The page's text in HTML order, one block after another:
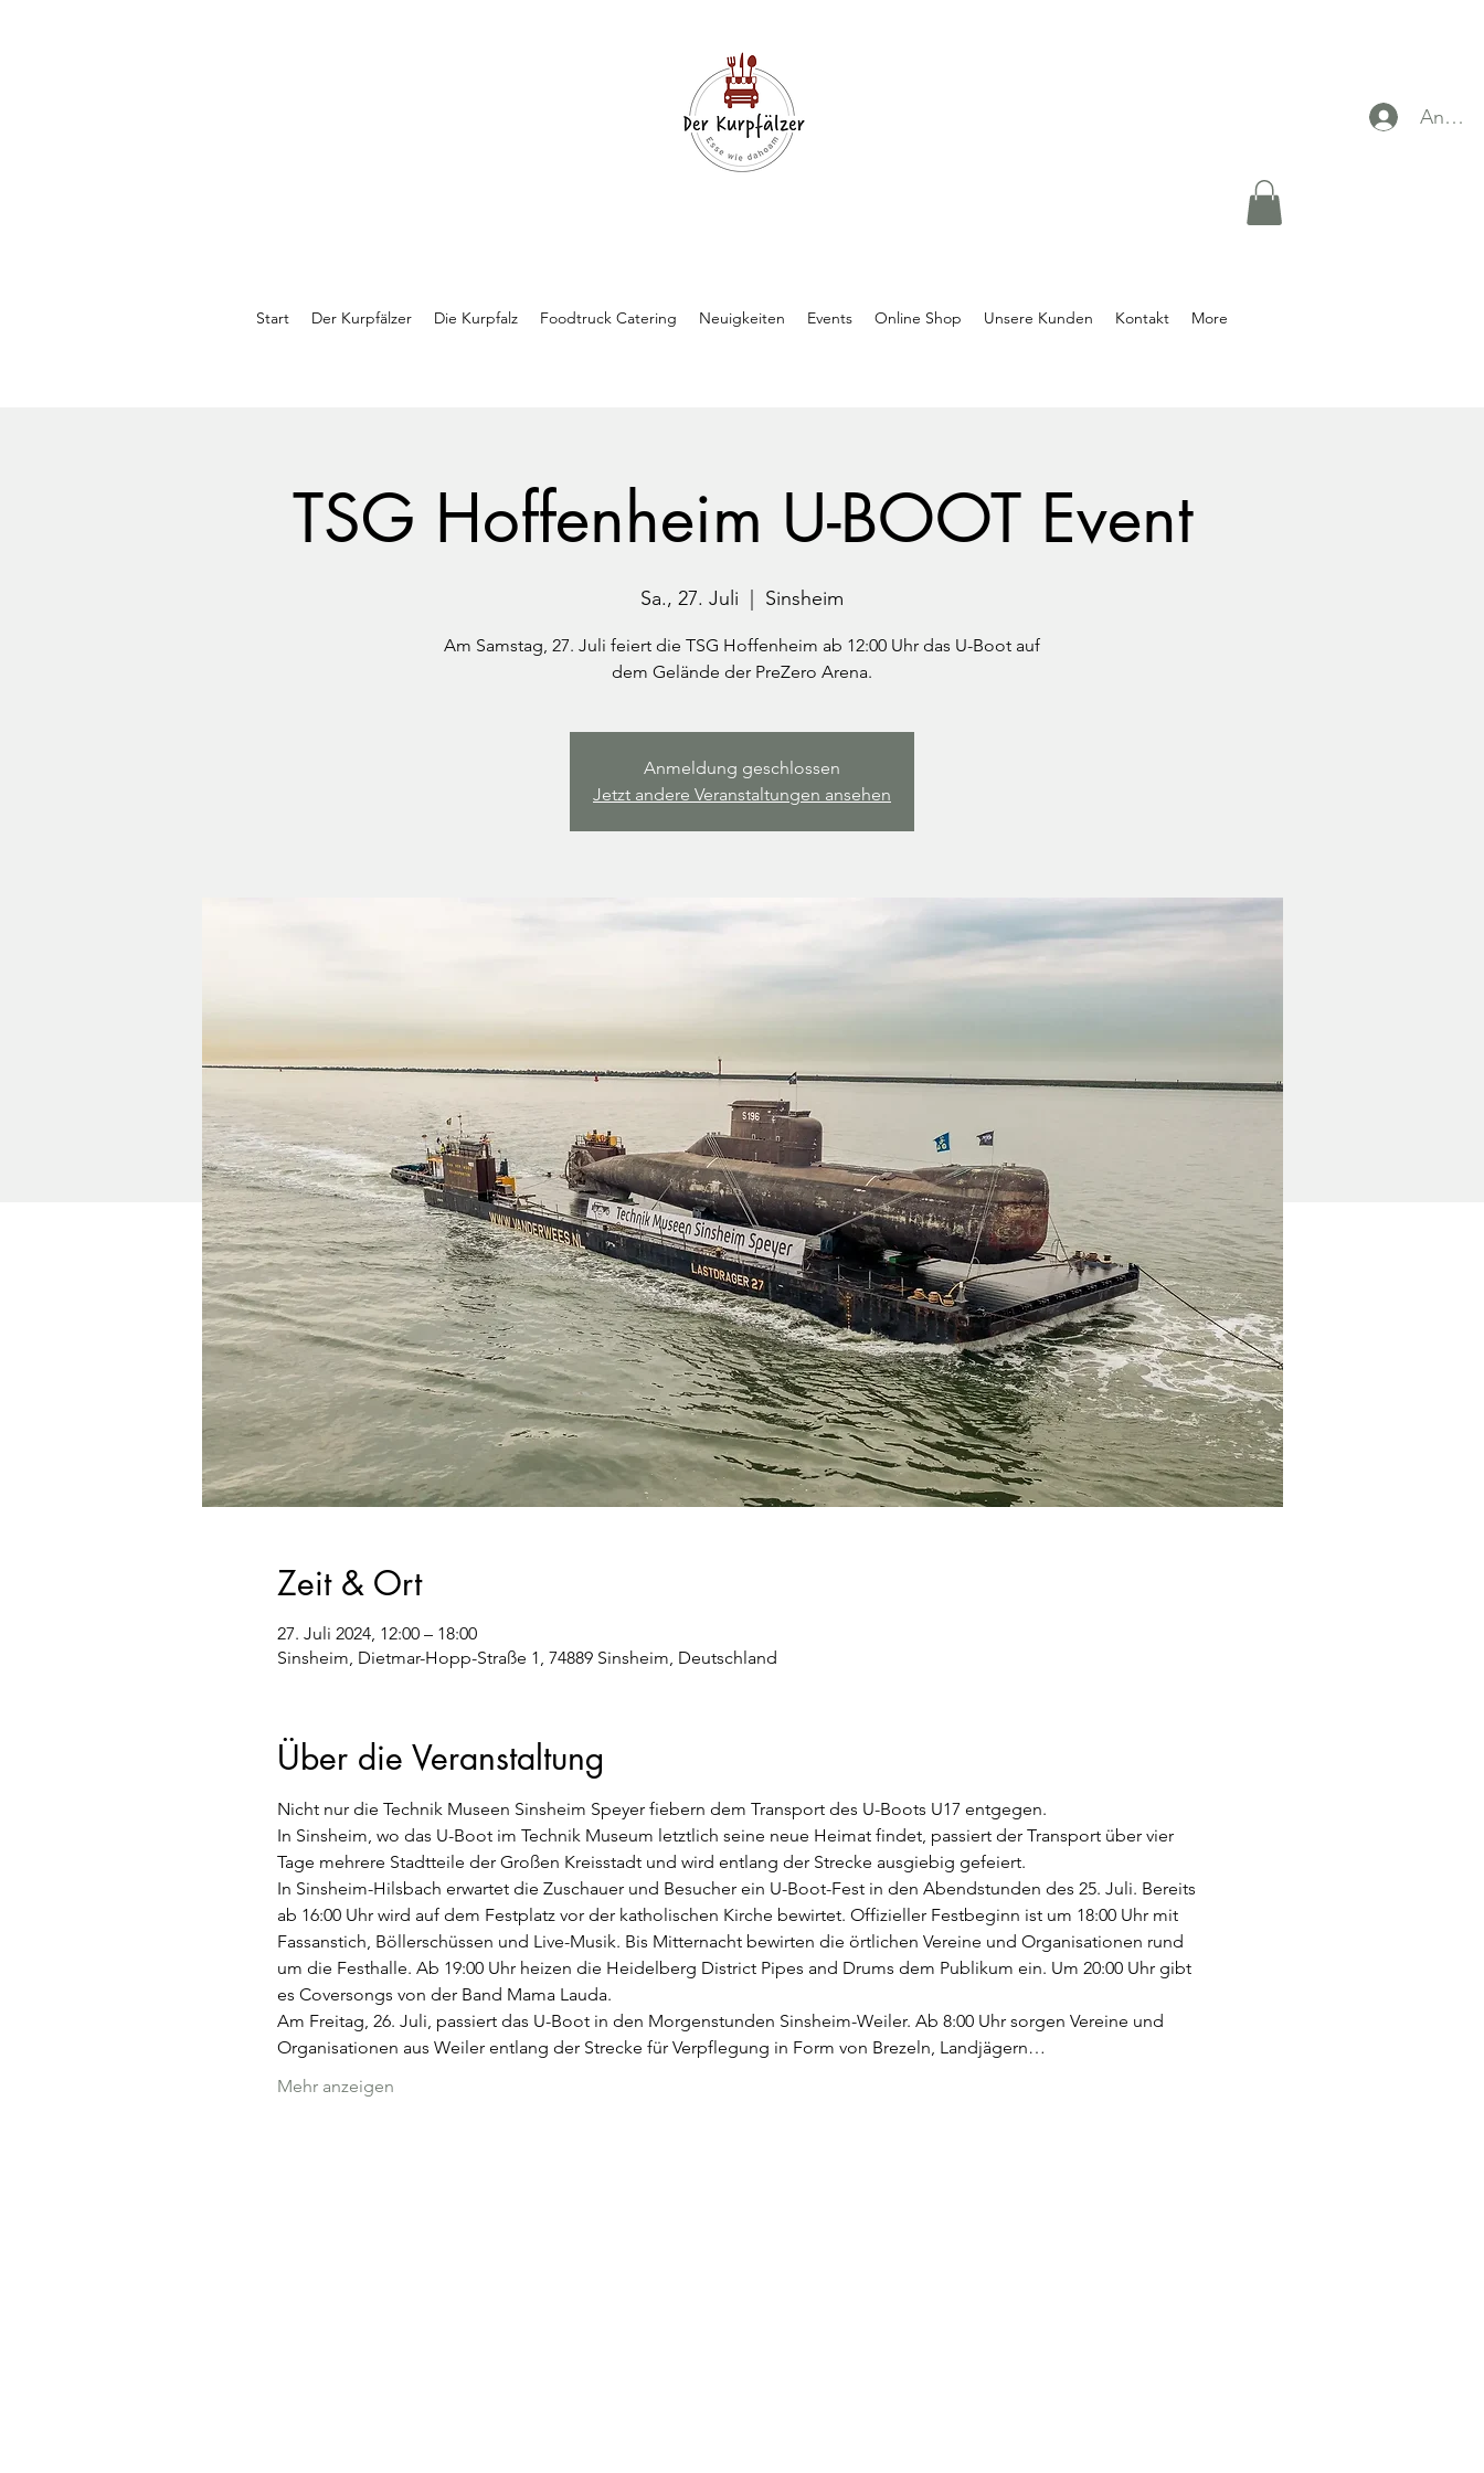
Start Der Kurpfälzer Die Kurpfalz Foodtruck Catering Neuigkeiten Events Online Shop Unsere Kunden Kontakt More
TSG Hoffenheim U-BOOT Event
Sa., 27. Juli
  |
Sinsheim
Am Samstag, 27. Juli feiert die TSG Hoffenheim ab 12:00 Uhr das U-Boot auf
dem Gelände der PreZero Arena.
Anmeldung geschlossen
Jetzt andere Veranstaltungen ansehen
Zeit & Ort
27. Juli 2024, 12:00 – 18:00
Sinsheim, Dietmar-Hopp-Straße 1, 74889 Sinsheim, Deutschland
Über die Veranstaltung
Nicht nur die Technik Museen Sinsheim Speyer fiebern dem Transport des U-Boots U17 entgegen.
In Sinsheim, wo das U-Boot im Technik Museum letztlich seine neue Heimat findet, passiert der Transport über vier
Tage mehrere Stadtteile der Großen Kreisstadt und wird entlang der Strecke ausgiebig gefeiert.
In Sinsheim-Hilsbach erwartet die Zuschauer und Besucher ein U-Boot-Fest in den Abendstunden des 25. Juli. Bereits
ab 16:00 Uhr wird auf dem Festplatz vor der katholischen Kirche bewirtet. Offizieller Festbeginn ist um 18:00 Uhr mit
Fassanstich, Böllerschüssen und Live-Musik. Bis Mitternacht bewirten die örtlichen Vereine und Organisationen rund
um die Festhalle. Ab 19:00 Uhr heizen die Heidelberg District Pipes and Drums dem Publikum ein. Um 20:00 Uhr gibt
es Coversongs von der Band Mama Lauda.
Am Freitag, 26. Juli, passiert das U-Boot in den Morgenstunden Sinsheim-Weiler. Ab 8:00 Uhr sorgen Vereine und
Organisationen aus Weiler entlang der Strecke für Verpflegung in Form von Brezeln, Landjägern…
Mehr anzeigen